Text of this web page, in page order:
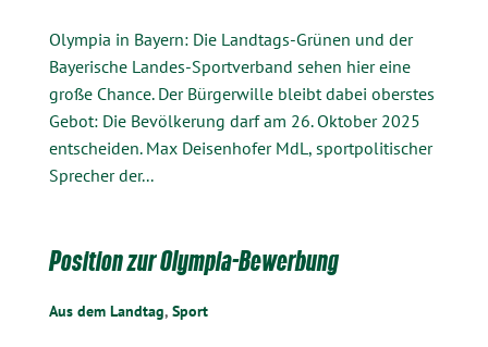
Olympia in Bayern: Die Landtags-Grünen und der
Bayerische Landes-Sportverband sehen hier eine
große Chance. Der Bürgerwille bleibt dabei oberstes
Gebot: Die Bevölkerung darf am 26. Oktober 2025
entscheiden. Max Deisenhofer MdL, sportpolitischer
Sprecher der...
Position zur Olympia-Bewerbung
Aus dem Landtag, Sport